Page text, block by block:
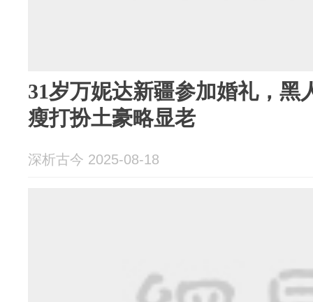
31岁万妮达新疆参加婚礼，黑
瘦打扮土豪略显老
深析古今 2025-08-18